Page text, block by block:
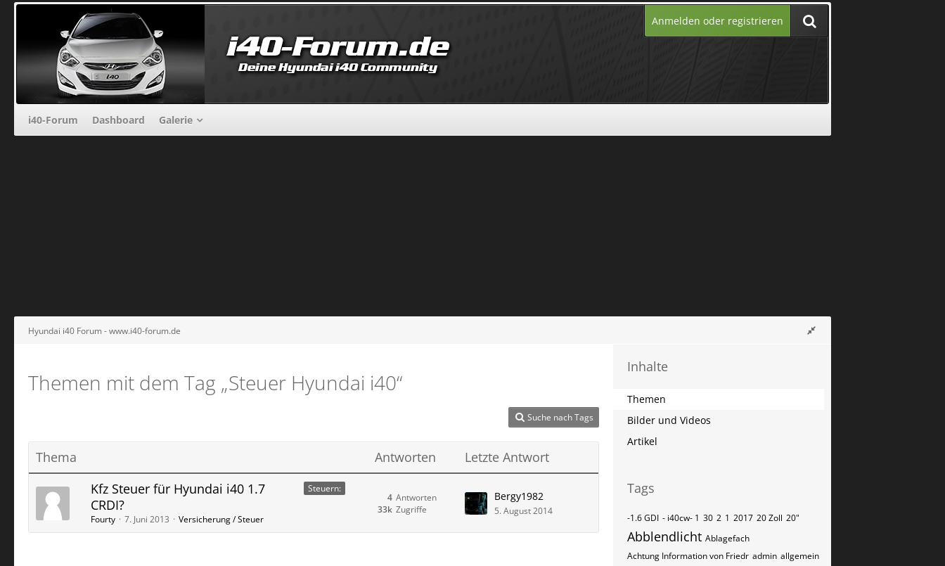
Anmelden oder registrieren
i40-Forum Dashboard Galerie
Hyundai i40 Forum - www.i40-forum.de
Themen mit dem Tag „Steuer Hyundai i40“
Suche nach Tags
Thema Antworten Letzte Antwort
Steuern:
Kfz Steuer für Hyundai i40 1.7
CRDI?
Fourty 7. Juni 2013 Versicherung / Steuer
Antworten
4
Zugriffe
33k
Bergy1982
5. August 2014
Inhalte
Themen
Bilder und Videos
Artikel
Tags
-1.6 GDI - i40cw- 1 30 2 1 2017 20 Zoll 20"
Abblendlicht Ablagefach
Achtung Information von Friedr admin allgemein